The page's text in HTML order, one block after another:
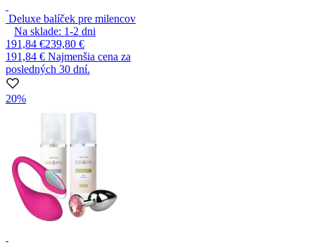
Deluxe balíček pre milencov
Na sklade: 1-2 dni
191,84 €239,80 €
191,84 € Najmenšia cena za
posledných 30 dní.
20%